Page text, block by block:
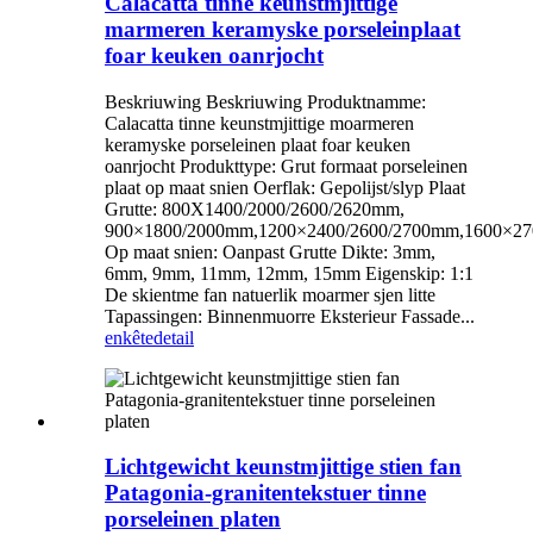
marmeren keramyske porseleinplaat
foar keuken oanrjocht
Beskriuwing Beskriuwing Produktnamme:
Calacatta tinne keunstmjittige moarmeren
keramyske porseleinen plaat foar keuken
oanrjocht Produkttype: Grut formaat porseleinen
plaat op maat snien Oerflak: Gepolijst/slyp Plaat
Grutte: 800X1400/2000/2600/2620mm,
900×1800/2000mm,1200×2400/2600/
Op maat snien: Oanpast Grutte Dikte: 3mm,
6mm, 9mm, 11mm, 12mm, 15mm Eigenskip: 1:1
De skientme fan natuerlik moarmer sjen litte
Tapassingen: Binnenmuorre Eksterieur Fassade...
enkêtedetail
Lichtgewicht keunstmjittige stien fan
Patagonia-granitentekstuer tinne
porseleinen platen